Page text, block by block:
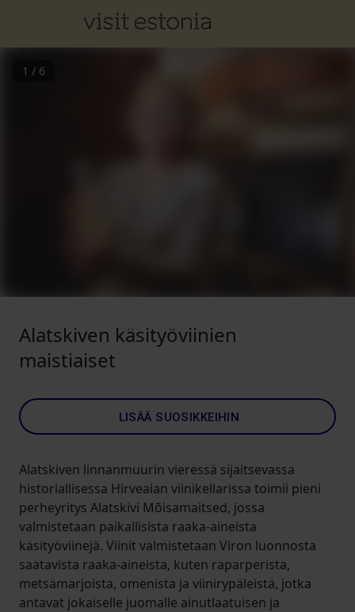
1 / 6
Alatskiven käsityöviinien
maistiaiset
LISÄÄ SUOSIKKEIHIN
Alatskiven linnanmuurin vieressä sijaitsevassa
historiallisessa Hirveaian viinikellarissa toimii pieni
perheyritys Alatskivi Mõisamaitsed, jossa
valmistetaan paikallisista raaka-aineista
käsityöviinejä. Viinit valmistetaan Viron luonnosta
saatavista raaka-aineista, kuten raparperista,
metsämarjoista, omenista ja viinirypäleistä, jotka
antavat jokaiselle juomalle ainutlaatuisen ja